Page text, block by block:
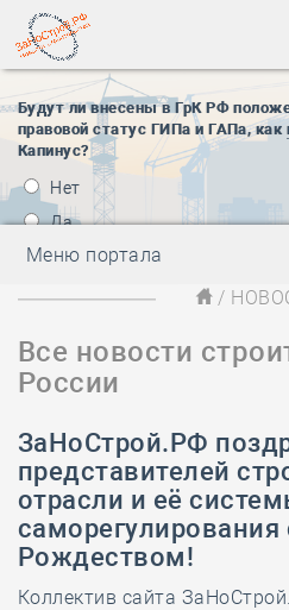
Будут ли внесены в ГрК РФ
правовой статус ГИПа и ГАПа, как
Капинус?
Нет
Да
Меню портала
/
Все новости
России
ЗаНоСтрой.РФ
представителей
отрасли и её
Рождеством!
Коллектив сайта